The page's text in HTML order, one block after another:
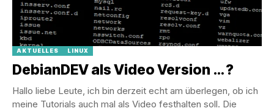
AKTUELLES LINUX
DebianDEV als Video Version … ?
Hallo liebe Leute, ich bin derzeit echt am überlegen, ob ich
meine Tutorials auch mal als Video festhalten soll. Die